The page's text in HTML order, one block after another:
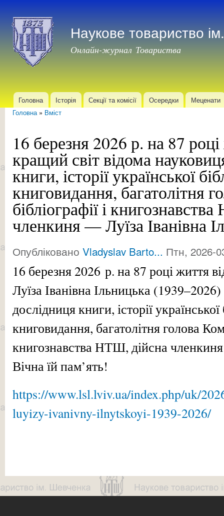
Наукове товариство
Онлайн-журнал Товариства
Головне меню
Головна Історія Секції та комісії Осередки Меценати
Головна» Вміст
16 березня 2026 р. на 87
кращий світ відома
книги, історії української
книговидання, багатолітня
бібліографії і
членкиня — Луїза Іванівна
Опубліковано Vladyslav Barto... Птн, 2026-
16 березня 2026 р. на 87 році життя
Луїза Іванівна Ільницька
дослідниця книги, історії української
книговидання, багатолітня голова
книгознавства НТШ, дійсна
Вічна їй пам’ять!
https://www.lsl.lviv.ua/index.php/uk/
luyizy-ivanivny-ilnytskoyi-1939-2026/